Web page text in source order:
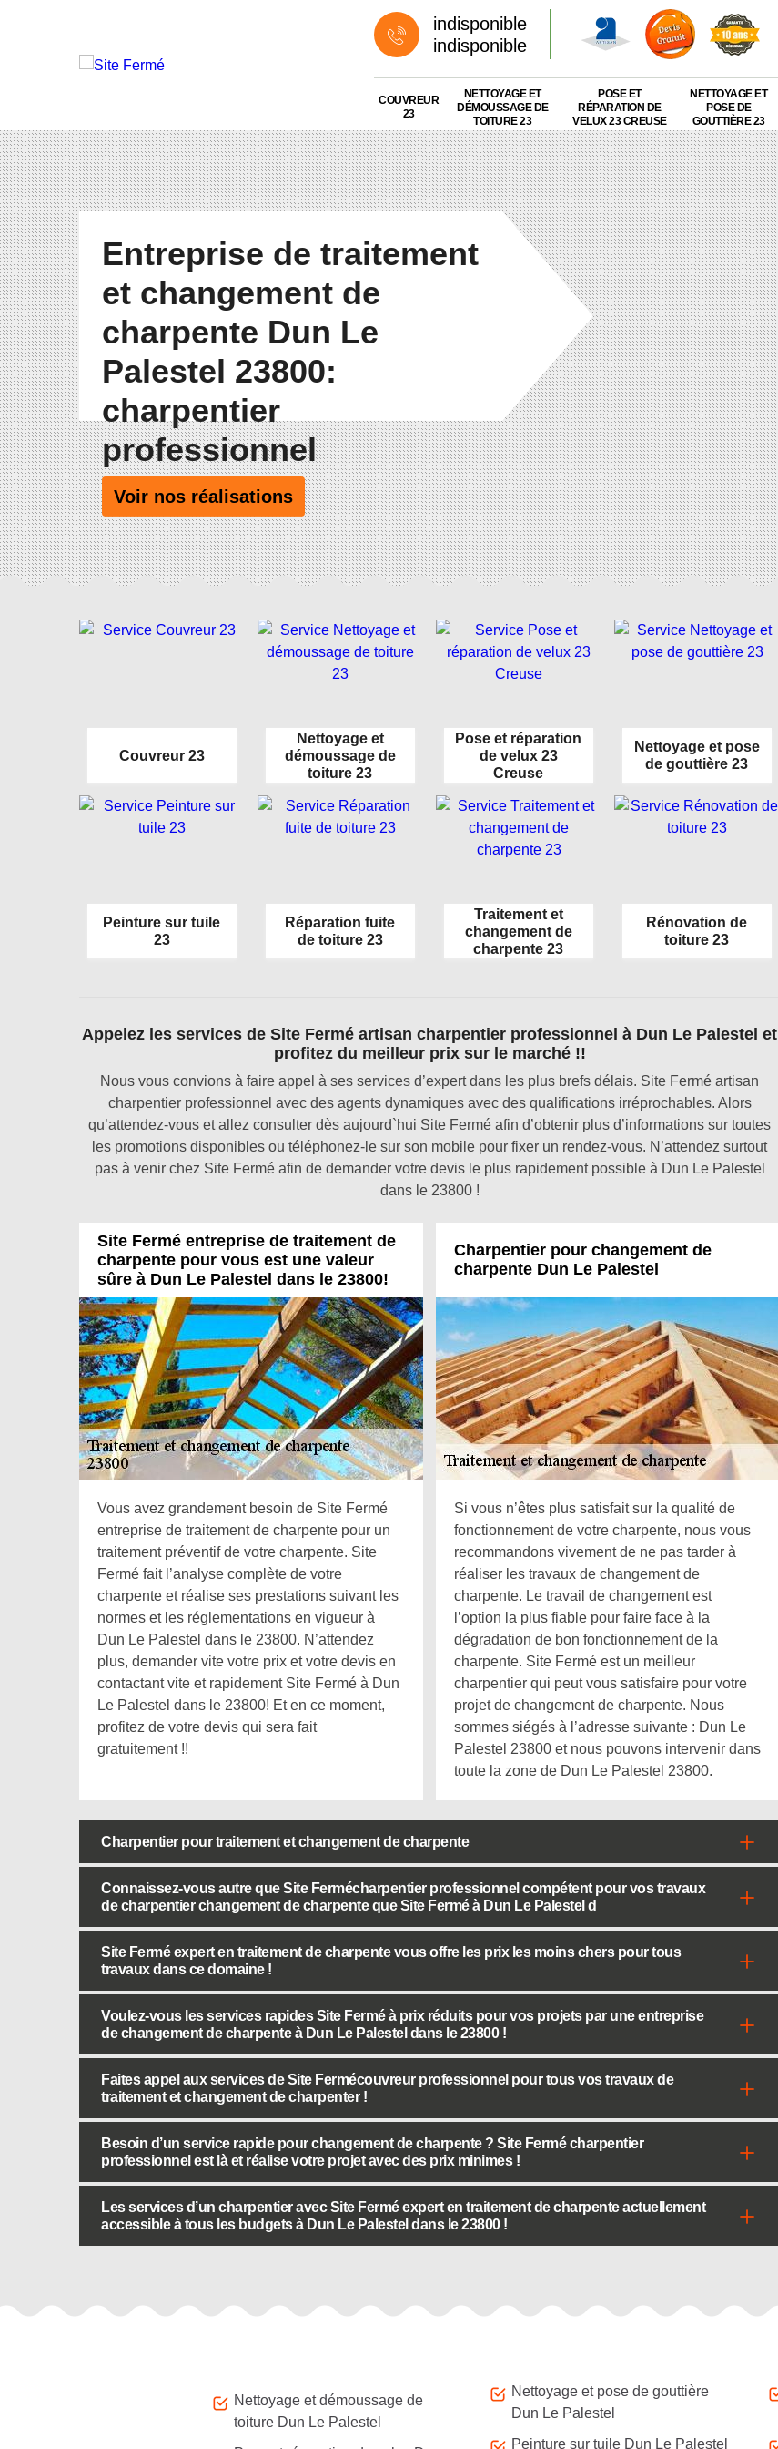
indisponible
indisponible
COUVREUR
23
NETTOYAGE ET
DÉMOUSSAGE DE
TOITURE 23
POSE ET
RÉPARATION DE
VELUX 23 CREUSE
NETTOYAGE ET
POSE DE
GOUTTIÈRE 23
Entreprise de traitement
et changement de
charpente Dun Le
Palestel 23800:
charpentier
professionnel
Voir nos réalisations
Couvreur 23
Nettoyage et
démoussage de
toiture 23
Pose et réparation
de velux 23
Creuse
Nettoyage et pose
de gouttière 23
Peinture sur tuile
23
Réparation fuite
de toiture 23
Traitement et
changement de
charpente 23
Rénovation de
toiture 23
Appelez les services de Site Fermé artisan charpentier professionnel à Dun Le Palestel et
profitez du meilleur prix sur le marché !!
Nous vous convions à faire appel à ses services d’expert dans les plus brefs délais. Site Fermé artisan
charpentier professionnel avec des agents dynamiques avec des qualifications irréprochables. Alors
qu’attendez-vous et allez consulter dès aujourd`hui Site Fermé afin d’obtenir plus d’informations sur toutes
les promotions disponibles ou téléphonez-le sur son mobile pour fixer un rendez-vous. N’attendez surtout
pas à venir chez Site Fermé afin de demander votre devis le plus rapidement possible à Dun Le Palestel
dans le 23800 !
Site Fermé entreprise de traitement de
charpente pour vous est une valeur
sûre à Dun Le Palestel dans le 23800!
Vous avez grandement besoin de Site Fermé
entreprise de traitement de charpente pour un
traitement préventif de votre charpente. Site
Fermé fait l’analyse complète de votre
charpente et réalise ses prestations suivant les
normes et les réglementations en vigueur à
Dun Le Palestel dans le 23800. N’attendez
plus, demander vite votre prix et votre devis en
contactant vite et rapidement Site Fermé à Dun
Le Palestel dans le 23800! Et en ce moment,
profitez de votre devis qui sera fait
gratuitement !!
Charpentier pour changement de
charpente Dun Le Palestel
Si vous n’êtes plus satisfait sur la qualité de
fonctionnement de votre charpente, nous vous
recommandons vivement de ne pas tarder à
réaliser les travaux de changement de
charpente. Le travail de changement est
l’option la plus fiable pour faire face à la
dégradation de bon fonctionnement de la
charpente. Site Fermé est un meilleur
charpentier qui peut vous satisfaire pour votre
projet de changement de charpente. Nous
sommes siégés à l’adresse suivante : Dun Le
Palestel 23800 et nous pouvons intervenir dans
toute la zone de Dun Le Palestel 23800.
Charpentier pour traitement et changement de charpente
Connaissez-vous autre que Site Fermécharpentier professionnel compétent pour vos travaux
de charpentier changement de charpente que Site Fermé à Dun Le Palestel d
Site Fermé expert en traitement de charpente vous offre les prix les moins chers pour tous
travaux dans ce domaine !
Voulez-vous les services rapides Site Fermé à prix réduits pour vos projets par une entreprise
de changement de charpente à Dun Le Palestel dans le 23800 !
Faites appel aux services de Site Fermécouvreur professionnel pour tous vos travaux de
traitement et changement de charpenter !
Besoin d’un service rapide pour changement de charpente ? Site Fermé charpentier
professionnel est là et réalise votre projet avec des prix minimes !
Les services d’un charpentier avec Site Fermé expert en traitement de charpente actuellement
accessible à tous les budgets à Dun Le Palestel dans le 23800 !
Nettoyage et démoussage de
toiture Dun Le Palestel
Nettoyage et pose de gouttière
Dun Le Palestel
Peinture sur tuile Dun Le Palestel